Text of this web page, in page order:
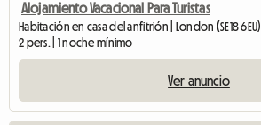
Alojamiento Vacacional Para Turistas
Habitación en casa del anfitrión | London (SE18 6EU)
2 pers. | 1 noche mínimo
Ver anuncio